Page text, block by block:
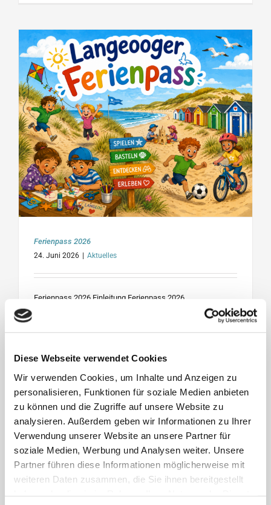
Diese Webseite verwendet Cookies
Wir verwenden Cookies, um Inhalte und Anzeigen zu
personalisieren, Funktionen für soziale Medien anbieten
zu können und die Zugriffe auf unsere Website zu
analysieren. Außerdem geben wir Informationen zu Ihrer
Verwendung unserer Website an unsere Partner für
soziale Medien, Werbung und Analysen weiter. Unsere
Partner führen diese Informationen möglicherweise mit
weiteren Daten zusammen, die Sie ihnen bereitgestellt
Ferienpass 2026
24. Juni 2026 Aktuelles
Ferienpass 2026 Einleitung Ferienpass 2026